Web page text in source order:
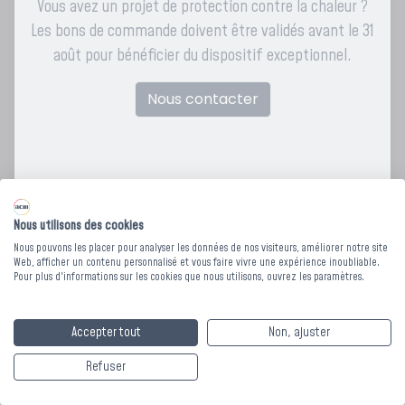
DRAP HOUSSE UNI
CLASSIC - PC Azur -
90 x 200 cm
Vous avez un projet de protection contre la chaleur ?
Les bons de commande doivent être validés avant le 31
août pour bénéficier du dispositif exceptionnel.
Nous contacter
Nous utilisons des cookies
Nous pouvons les placer pour analyser les données de nos visiteurs, améliorer notre site
Web, afficher un contenu personnalisé et vous faire vivre une expérience inoubliable.
Pour plus d'informations sur les cookies que nous utilisons, ouvrez les paramètres.
Accepter tout
Non, ajuster
Refuser